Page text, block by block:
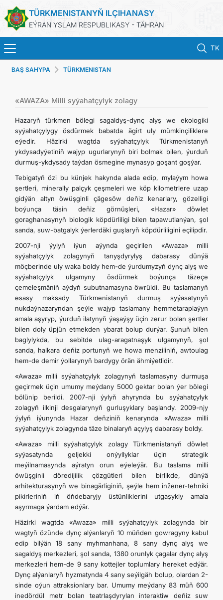
TÜRKMENISTANYŇ ILÇIHANASY
EÝRAN YSLAM RESPUBLIKASY - TÄHRAN
TK
BAŞ SAHYPA
HABARLAR
TÜRKMENISTAN
KONSULLYK HYZMATLARY
DIM
ARAGATNAŞYK
BAŞ SAHYPA TÜRKMENISTAN
«AWAZA» Milli syýahatçylyk zolagy
Hazaryň türkmen bölegi sagaldyş-dynç alyş we ekologiki
syýahatçylygy ösdürmek babatda ägirt uly mümkinçiliklere
eýedir. Häzirki wagtda syýahatçylyk Türkmenistanyň
ykdysadyýetiniň wajyp ugurlarynyň biri bolmak bilen, ýurduň
durmuş-ykdysady taýdan ösmegine mynasyp goşant goşýar.
Tebigatyň özi bu künjek hakynda alada edip, mylaýym howa
şertleri, minerally palçyk çeşmeleri we köp kilometrlere uzap
gidýän altyn öwüşginli çägesöw deňiz kenarlary, gözelligi
boýunça täsin deňiz görnüşleri, «Hazar» döwlet
goraghanasynyň biologik köpdürliligi bilen tapawutlanýan, şol
sanda, suw-batgalyk ýerlerdäki guşlaryň köpdürliligini eçilipdir.
2007-nji ýylyň iýun aýynda geçirilen «Awaza» milli
syýahatçylyk zolagynyň tanyşdyrylyş dabarasy dünýä
möçberinde uly waka boldy hem-de ýurdumyzyň dynç alyş we
syýahatçylyk ulgamyny ösdürmek boýunça täzeçe
çemeleşmäniň aýdyň subutnamasyna öwrüldi. Bu taslamanyň
esasy maksady Türkmenistanyň durmuş syýasatynyň
nukdaýnazaryndan şeýle wajyp taslamany hemmetaraplaýyn
amala aşyryp, ýurduň ilatynyň ýaşaýşy üçin zerur bolan şertler
bilen doly üpjün etmekden ybarat bolup durýar. Şunuň bilen
baglylykda, bu sebitde ulag-aragatnaşyk ulgamynyň, şol
sanda, halkara deňiz portunyň we howa menziliniň, awtoulag
hem-de demir ýollarynyň bardygy örän ähmiýetlidir.
«Awaza» milli syýahatçylyk zolagynyň taslamasyny durmuşa
geçirmek üçin umumy meýdany 5000 gektar bolan ýer bölegi
bölünip berildi. 2007-nji ýylyň ahyrynda bu syýahatçylyk
zolagyň ilkinji desgalarynyň gurluşyklary başlandy. 2009-njy
ýylyň iýunynda Hazar deňziniň kenarynda «Awaza» milli
syýahatçylyk zolagynda täze binalaryň açylyş dabarasy boldy.
«Awaza» milli syýahatçylyk zolagy Türkmenistanyň döwlet
syýasatynda geljekki onýyllyklar üçin strategik
meýilnamasynda aýratyn orun eýeleýär. Bu taslama milli
öwüşginli döredijilik çözgütleri bilen birlikde, dünýä
arhitekturasynyň we binagärliginiň, şeýle hem inžener-tehniki
pikirleriniň iň öňdebaryjy üstünliklerini utgaşykly amala
aşyrmaga ýardam edýär.
Häzirki wagtda «Awaza» milli syýahatçylyk zolagynda bir
wagtyň özünde dynç alýanlaryň 10 müňden gowragyny kabul
edip bilýän 18 sany myhmanhana, 8 sany dynç alyş we
sagaldyş merkezleri, şol sanda, 1380 orunlyk çagalar dynç alyş
merkezleri hem-de 9 sany kottejler toplumlary hereket edýär.
Dynç alýanlaryň hyzmatynda 4 sany seýilgäh bolup, olardan 2-
sinde oýun attraksionlary bar. Umumy meýdany 83 müň 600
inedördül metr bolan teatrlaşdyrylan interaktiw deňiz suw